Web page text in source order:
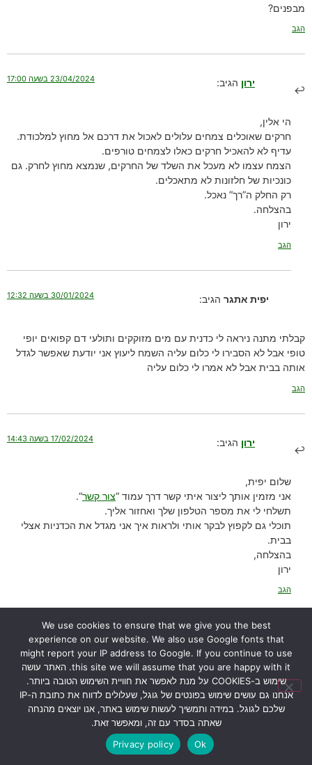
מבפנים?
הגב
ירון הגיב: 23/04/2024 בשעה 17:00
הי אלין,
חרקים שאוכלים צמחים עלולים לאכול את דרכם אל מחוץ למלכודת.
עדיף לא להאכיל חרקים כאלו לצמחים טורפים.
הצמח עצמו לא מעכל את השלד של החרקים, שנמצא מחוץ לחרק. גם
כונכיות של חלזונות לא מתאכלים.
רק החלק ה”רך” נאכל.
בהצלחה.
ירון
הגב
יפית אתגר הגיב: 30/01/2024 בשעה 12:32
קבלתי מתנה ניראה לי כדנית עם מים מזוקקים ותולעי דם קפואים יופי
טופי אבל לא הסבירו לי כלום עליה השמח ליעוץ אני יודעת שאפשר לגדל
אותה בבית אבל לא אמרו לי כלום עליה
הגב
ירון הגיב: 17/02/2024 בשעה 14:43
שלום יפית,
אני מזמין אותך ליצור איתי קשר דרך עמוד “צור קשר“.
תשלחי לי את מספר הטלפון שלך ואחזור אליך.
תוכלי גם לקפוץ לבקר אותי ולראות איך אני מגדל את הכדניות אצלי
בבית.
בהצלחה,
ירון
הגב
אורי דרור הגיב: 26/01/2024 בשעה 12:52
הי ירון הכדנית
שלי נראת טוב ומוציאה עלים חדשים, אבל בכל זאת הגבעול שעליו נוצרים
הכדים משחיר, והעלה עצמו נראה טוב
We use cookies to ensure that we give you the best
experience on our website. We also use Google fonts that
might report your IP address to Google. If you continue to use
this site we will assume that you are happy with it. האתר עושה
שימוש ב-COOKIES על מנת לאפשר את חוויית השימוש הטובה ביותר.
אנחנו גם עושים שימוש בפונטים של גוגל, שעלולים לדווח את כתובת ה-IP
שלכם לגוגל. במידה ותמשיך לעשות שימוש באתר, אנו יוצאים מהנחה
שאתה בסדר עם זה, ומאפשר זאת.
Ok
Privacy policy